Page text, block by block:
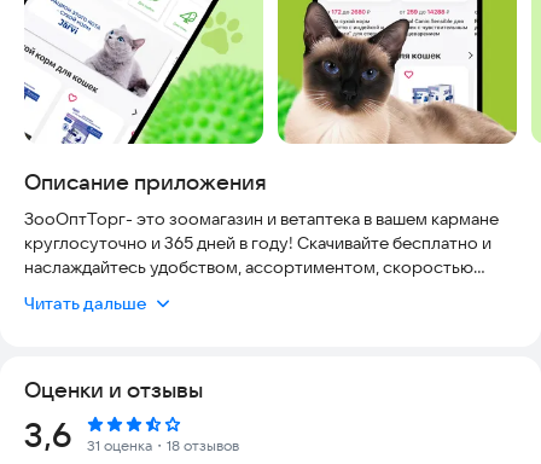
Описание приложения
ЗооОптТорг- это зоомагазин и ветаптека в вашем кармане
круглосуточно и 365 дней в году! Скачивайте бесплатно и
наслаждайтесь удобством, ассортиментом, скоростью
Grandorf, Brit, Monge, Sheba, Farmina, Eukanuba, Triol, Fiory,
Whiskas, Pedigree, PiPi Bent, Fresh Step, ЗверьеМоё, Бравекто,
а ещё — корма собственного производства!
Читать дальше
Оценки и отзывы
Рейтинг:
3,6 31 оценка ・18 отзывов